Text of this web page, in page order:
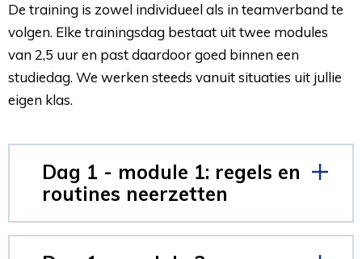
De training is zowel individueel als in teamverband te
volgen. Elke trainingsdag bestaat uit twee modules
van 2,5 uur en past daardoor goed binnen een
studiedag. We werken steeds vanuit situaties uit jullie
eigen klas.
Dag 1 - module 1: regels en
routines neerzetten